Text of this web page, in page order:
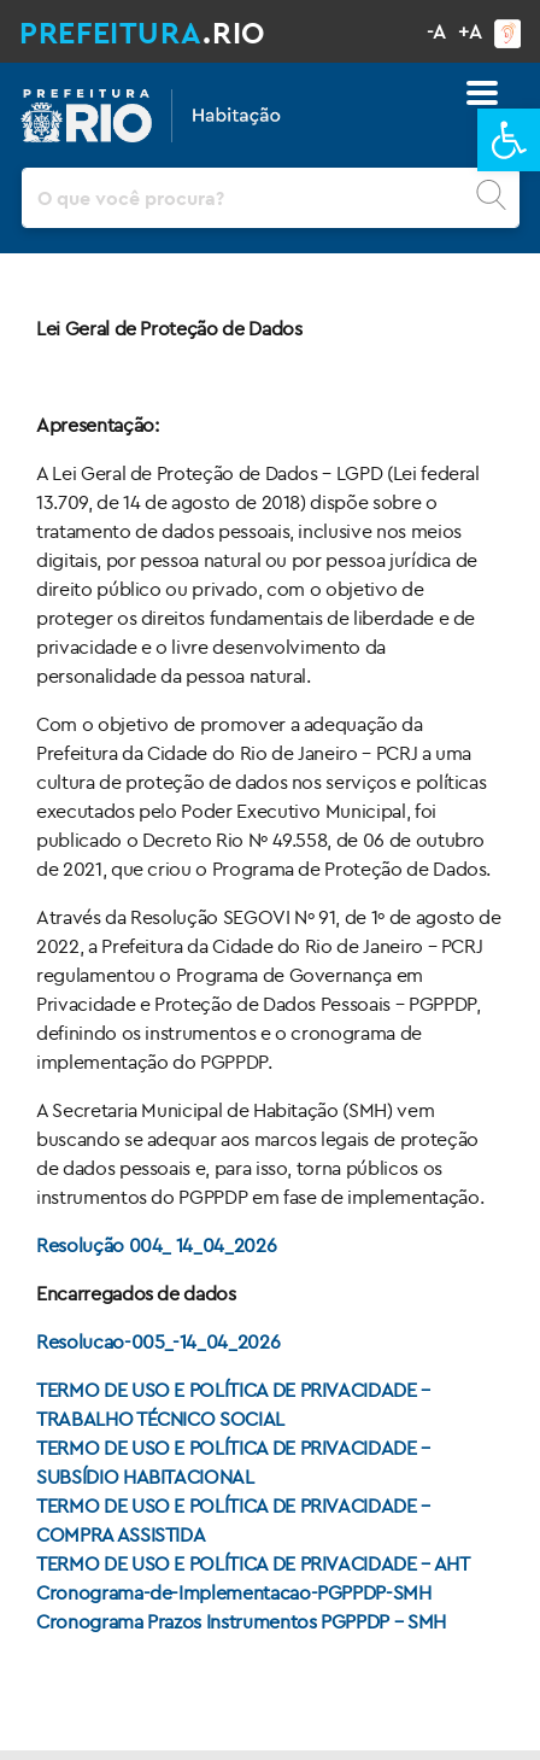
PREFEITURA.RIO -A +A
Lei Geral de Proteção de Dados
Apresentação:
A Lei Geral de Proteção de Dados – LGPD (Lei federal
13.709, de 14 de agosto de 2018) dispõe sobre o
tratamento de dados pessoais, inclusive nos meios
digitais, por pessoa natural ou por pessoa jurídica de
direito público ou privado, com o objetivo de
proteger os direitos fundamentais de liberdade e de
privacidade e o livre desenvolvimento da
personalidade da pessoa natural.
Com o objetivo de promover a adequação da
Prefeitura da Cidade do Rio de Janeiro – PCRJ a uma
cultura de proteção de dados nos serviços e políticas
executados pelo Poder Executivo Municipal, foi
publicado o Decreto Rio Nº 49.558, de 06 de outubro
de 2021, que criou o Programa de Proteção de Dados.
Através da Resolução SEGOVI Nº 91, de 1º de agosto de
2022, a Prefeitura da Cidade do Rio de Janeiro – PCRJ
regulamentou o Programa de Governança em
Privacidade e Proteção de Dados Pessoais – PGPPDP,
definindo os instrumentos e o cronograma de
implementação do PGPPDP.
A Secretaria Municipal de Habitação (SMH) vem
buscando se adequar aos marcos legais de proteção
de dados pessoais e, para isso, torna públicos os
instrumentos do PGPPDP em fase de implementação.
Resolução 004_ 14_04_2026
Encarregados de dados
Resolucao-005_-14_04_2026
TERMO DE USO E POLÍTICA DE PRIVACIDADE –
TRABALHO TÉCNICO SOCIAL
TERMO DE USO E POLÍTICA DE PRIVACIDADE –
SUBSÍDIO HABITACIONAL
TERMO DE USO E POLÍTICA DE PRIVACIDADE –
COMPRA ASSISTIDA
TERMO DE USO E POLÍTICA DE PRIVACIDADE – AHT
Cronograma-de-Implementacao-PGPPDP-SMH
Cronograma Prazos Instrumentos PGPPDP – SMH